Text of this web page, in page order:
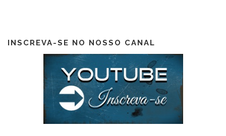
INSCREVA-SE NO NOSSO CANAL